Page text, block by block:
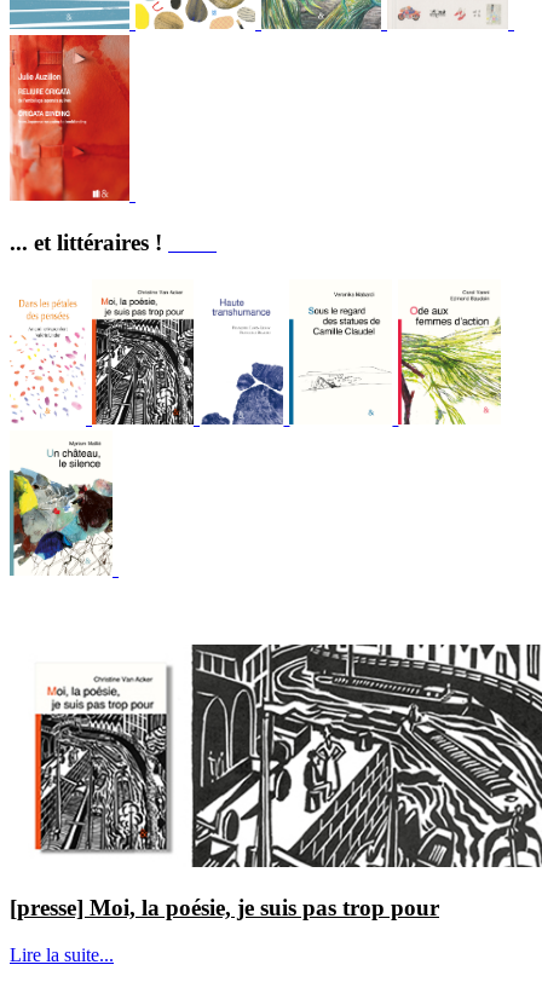
... et littéraires !
[presse] Moi, la poésie, je suis pas trop pour
Lire la suite...